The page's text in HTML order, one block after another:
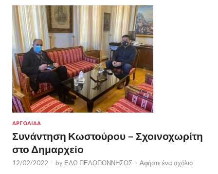
ΑΡΓΟΛΙΔΑ
Συνάντηση Κωστούρου – Σχοινοχωρίτη
στο Δημαρχείο
12/02/2022 - by ΕΔΩ ΠΕΛΟΠΟΝΝΗΣΟΣ - Αφήστε ένα σχόλιο